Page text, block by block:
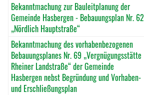
Bekanntmachung zur Bauleitplanung der
Gemeinde Hasbergen - Bebauungsplan Nr. 62
„Nördlich Hauptstraße“
Bekanntmachung des vorhabenbezogenen
Bebauungsplanes Nr. 69 „Vergnügungsstätte
Rheiner Landstraße“ der Gemeinde
Hasbergen nebst Begründung und Vorhaben-
und Erschließungsplan